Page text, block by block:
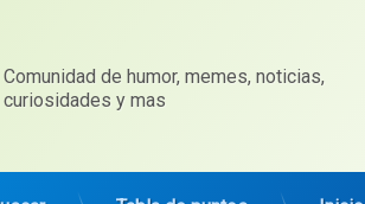
Comunidad de humor, memes, noticias,
curiosidades y mas